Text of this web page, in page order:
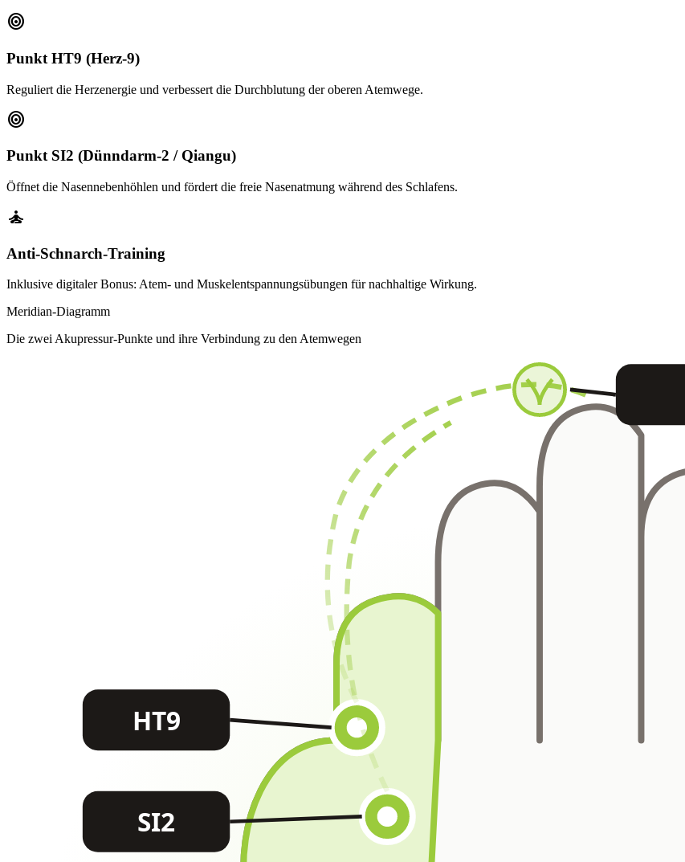
target
Punkt HT9 (Herz-9)
Reguliert die Herzenergie und verbessert die Durchblutung der oberen Atemwege.
target
Punkt SI2 (Dünndarm-2 / Qiangu)
Öffnet die Nasennebenhöhlen und fördert die freie Nasenatmung während des Schlafens.
self_improvement
Anti-Schnarch-Training
Inklusive digitaler Bonus: Atem- und Muskelentspannungsübungen für nachhaltige Wirkung.
Meridian-Diagramm
Die zwei Akupressur-Punkte und ihre Verbindung zu den Atemwegen
HT9
SI2